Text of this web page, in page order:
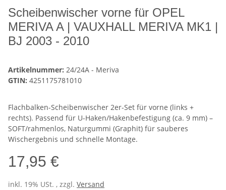
Scheibenwischer vorne für OPEL
MERIVA A | VAUXHALL MERIVA MK1 |
BJ 2003 - 2010
Artikelnummer: 24/24A - Meriva
GTIN: 4251175781010
Flachbalken-Scheibenwischer 2er-Set für vorne (links +
rechts). Passend für U-Haken/Hakenbefestigung (ca. 9 mm) –
SOFT/rahmenlos, Naturgummi (Graphit) für sauberes
Wischergebnis und schnelle Montage.
17,95 €
inkl. 19% USt. , zzgl. Versand